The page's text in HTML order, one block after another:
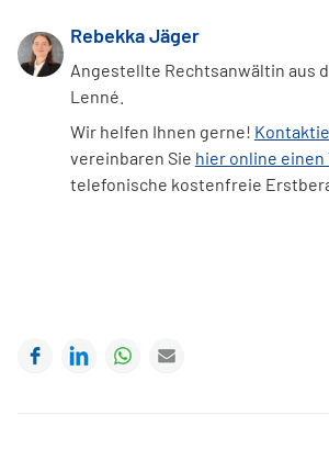
Rebekka Jäger
Angestellte Rechtsanwältin aus
Lenné.
Wir helfen Ihnen gerne!
vereinbaren Sie hier online einen
telefonische kostenfreie
FacebookLinkedInWhatsApp